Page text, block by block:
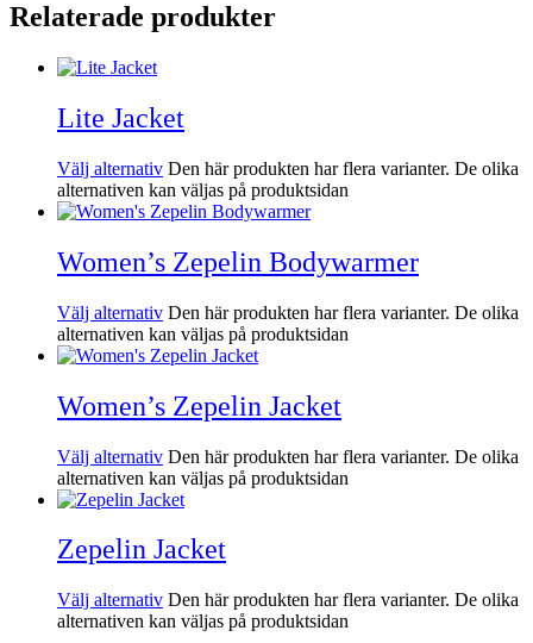
Relaterade produkter
Lite Jacket
Välj alternativ Den här produkten har flera varianter. De olika
alternativen kan väljas på produktsidan
Women’s Zepelin Bodywarmer
Välj alternativ Den här produkten har flera varianter. De olika
alternativen kan väljas på produktsidan
Women’s Zepelin Jacket
Välj alternativ Den här produkten har flera varianter. De olika
alternativen kan väljas på produktsidan
Zepelin Jacket
Välj alternativ Den här produkten har flera varianter. De olika
alternativen kan väljas på produktsidan